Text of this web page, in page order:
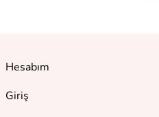
Hesabım
Giriş